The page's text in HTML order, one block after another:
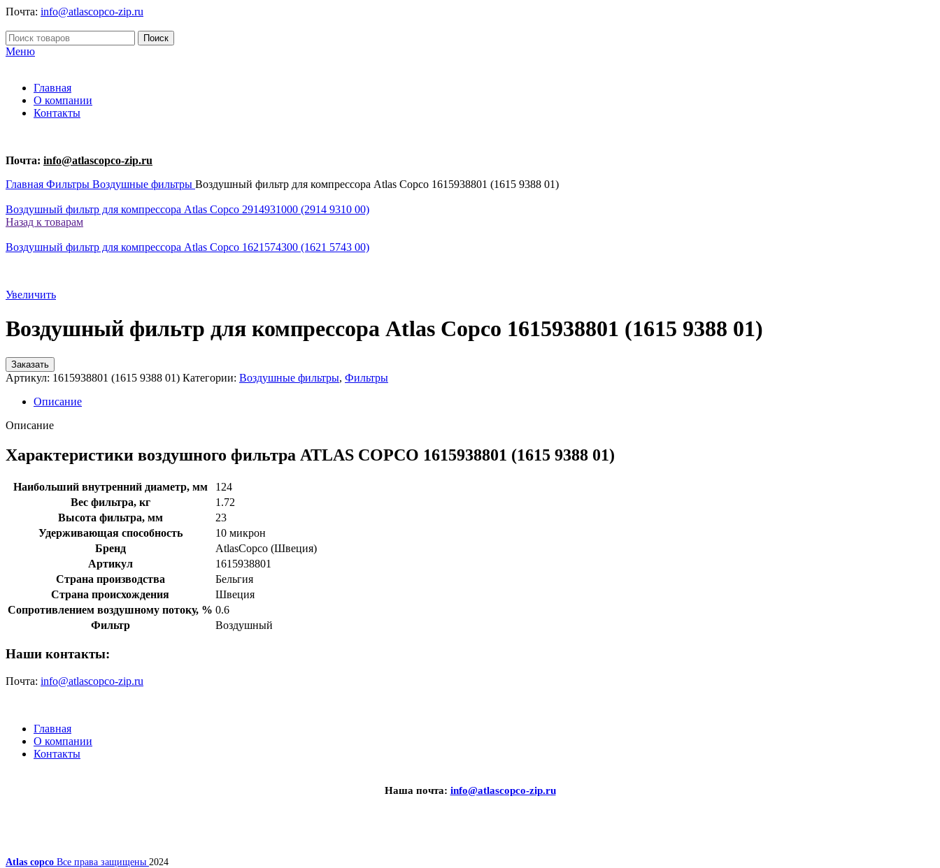
Почта: info@atlascopco-zip.ru
Поиск
Меню
Главная
О компании
Контакты
Почта: info@atlascopco-zip.ru
Главная Фильтры Воздушные фильтры Воздушный фильтр для компрессора Atlas Copco 1615938801 (1615 9388 01)
Воздушный фильтр для компрессора Atlas Copco 2914931000 (2914 9310 00)
Назад к товарам
Воздушный фильтр для компрессора Atlas Copco 1621574300 (1621 5743 00)
Увеличить
Воздушный фильтр для компрессора Atlas Copco 1615938801 (1615 9388 01)
Заказать
Артикул: 1615938801 (1615 9388 01) Категории: Воздушные фильтры, Фильтры
Описание
Описание
Характеристики воздушного фильтра ATLAS COPCO 1615938801 (1615 9388 01)
Наибольший внутренний диаметр, мм
124
Вес фильтра, кг
1.72
Высота фильтра, мм
23
Удерживающая способность
10 микрон
Бренд
AtlasCopco (Швеция)
Артикул
1615938801
Страна производства
Бельгия
Страна происхождения
Швеция
Сопротивлением воздушному потоку, % 0.6
Фильтр
Воздушный
Наши контакты:
Почта: info@atlascopco-zip.ru
Главная
О компании
Контакты
Наша почта: info@atlascopco-zip.ru
Atlas copco Все права защищены 2024